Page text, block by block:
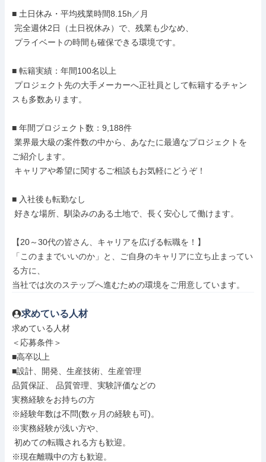
■ 土日休み・平均残業時間8.15h／月
■ 転籍実績：年間100名以上
スも多数あります。
■ 年間プロジェクト数：9,188件
ご紹介します。
■ 入社後も転勤なし
【20～30代の皆さん、キャリアを広げる転職を！】
「このままでいいのか」と、ご自身のキャリアに立ち止まってい
る方に、
当社では次のステップへ進むための環境をご用意しています。
求めている人材
求めている人材
＜応募条件＞
■高卒以上
■設計、開発、生産技術、生産管理
品質保証、 品質管理、実験評価などの
実務経験をお持ちの方
※経験年数は不問(数ヶ月の経験も可)。
※実務経験が浅い方や、
※現在離職中の方も歓迎。